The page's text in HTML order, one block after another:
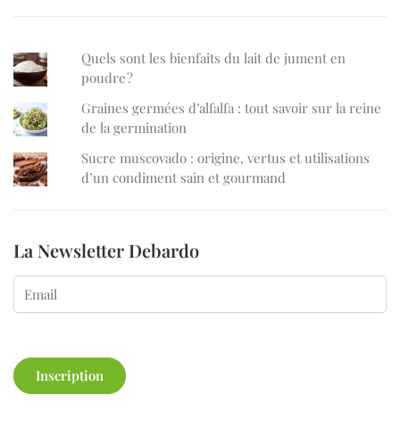
Quels sont les bienfaits du lait de jument en
poudre ?
Graines germées d’alfalfa : tout savoir sur la reine
de la germination
Sucre muscovado : origine, vertus et utilisations
d’un condiment sain et gourmand
La Newsletter Debardo